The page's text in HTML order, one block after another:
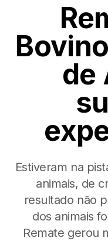
de
Estiveram na
animais, de
resultado não
dos animais
Remate gerou